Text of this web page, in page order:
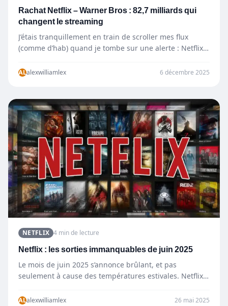
Rachat Netflix – Warner Bros : 82,7 milliards qui
changent le streaming
J’étais tranquillement en train de scroller mes flux
(comme d’hab) quand je tombe sur une alerte : Netflix
ALalexwilliamlex 6 décembre 2025
NETFLIX 4 min de lecture
Netflix : les sorties immanquables de juin 2025
Le mois de juin 2025 s’annonce brûlant, et pas
seulement à cause des températures estivales. Netflix
ALalexwilliamlex 26 mai 2025